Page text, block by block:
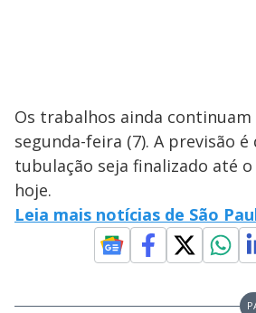
Os trabalhos ainda
segunda-feira (7). A previsão
tubulação seja finalizado até
hoje.
Leia mais notícias de São